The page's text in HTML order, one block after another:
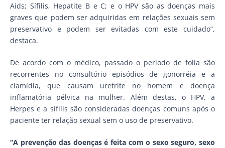
Aids; Sífilis, Hepatite B e C; e o HPV são as doenças mais
graves que podem ser adquiridas em relações sexuais sem
preservativo e podem ser evitadas com este cuidado”,
destaca.
De acordo com o médico, passado o período de folia são
recorrentes no consultório episódios de gonorréia e a
clamídia, que causam uretrite no homem e doença
inflamatória pélvica na mulher. Além destas, o HPV, a
Herpes e a sífilis são consideradas doenças comuns após o
paciente ter relação sexual sem o uso de preservativo.
“A prevenção das doenças é feita com o sexo seguro, sexo